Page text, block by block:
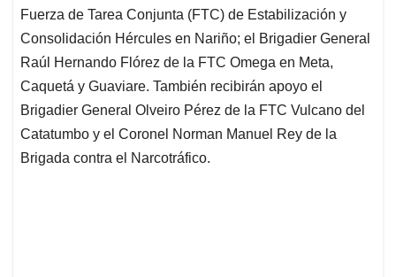
Fuerza de Tarea Conjunta (FTC) de Estabilización y
Consolidación Hércules en Nariño; el Brigadier General
Raúl Hernando Flórez de la FTC Omega en Meta,
Caquetá y Guaviare. También recibirán apoyo el
Brigadier General Olveiro Pérez de la FTC Vulcano del
Catatumbo y el Coronel Norman Manuel Rey de la
Brigada contra el Narcotráfico.